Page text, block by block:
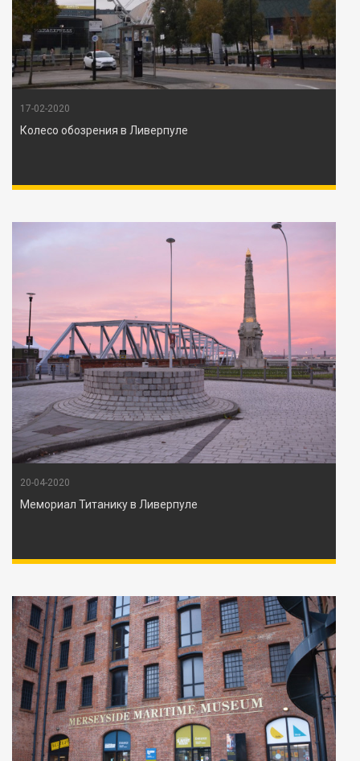
17-02-2020
Колесо обозрения в Ливерпуле
20-04-2020
Мемориал Титанику в Ливерпуле